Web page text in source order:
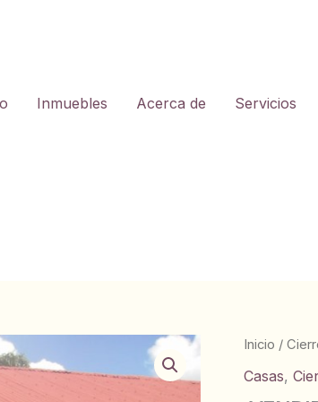
Inmuebles Acerca de Servicios
Inicio /
Casas,